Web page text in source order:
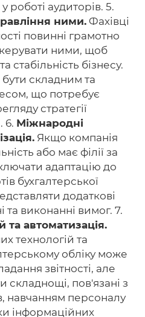
роботі аудиторів. 5.
ними. Фахівці
повинні грамотно
ними, щоб
стабільність бізнесу.
складним та
що потребує
стратегії
6. Міжнародні
Якщо компанія
або має філії за
адаптацію до
бухгалтерської
додаткові
та виконанні вимог. 7.
та автоматизація.
технологій та
обліку може
звітності, але
пов'язані з
навчанням персоналу
інформаційних